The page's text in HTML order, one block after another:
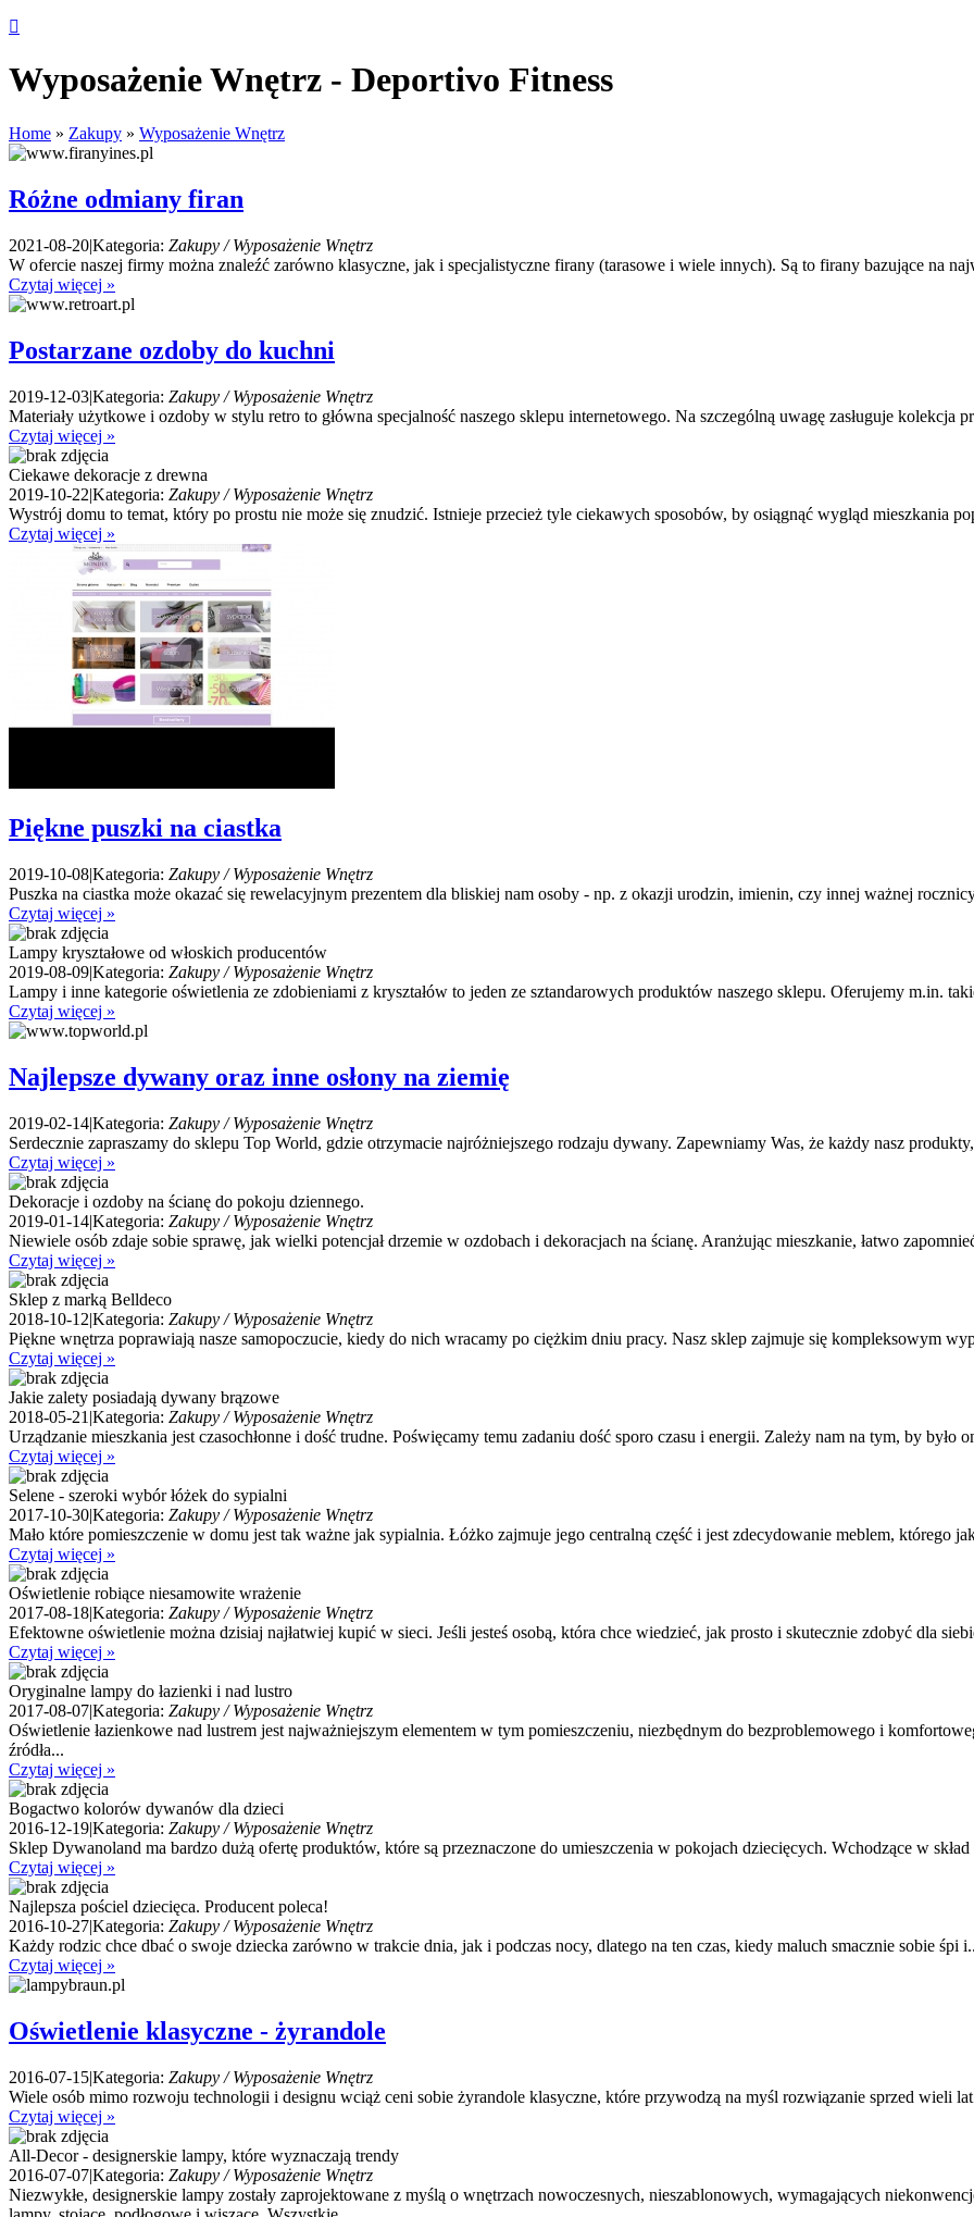
Wyposażenie Wnętrz - Deportivo Fitness
Home » Zakupy » Wyposażenie Wnętrz
Różne odmiany firan
2021-08-20|Kategoria: Zakupy / Wyposażenie Wnętrz
W ofercie naszej firmy można znaleźć zarówno klasyczne, jak i specjalistyczne firany (tarasowe i wiele innych). Są to firany bazujące na
Czytaj więcej »
Postarzane ozdoby do kuchni
2019-12-03|Kategoria: Zakupy / Wyposażenie Wnętrz
Materiały użytkowe i ozdoby w stylu retro to główna specjalność naszego sklepu internetowego. Na szczególną uwagę zasługuje
Czytaj więcej »
Ciekawe dekoracje z drewna
2019-10-22|Kategoria: Zakupy / Wyposażenie Wnętrz
Wystrój domu to temat, który po prostu nie może się znudzić. Istnieje przecież tyle ciekawych sposobów, by osiągnąć wygląd mieszkania
Czytaj więcej »
Piękne puszki na ciastka
2019-10-08|Kategoria: Zakupy / Wyposażenie Wnętrz
Puszka na ciastka może okazać się rewelacyjnym prezentem dla bliskiej nam osoby - np. z okazji urodzin, imienin, czy innej ważnej
Czytaj więcej »
Lampy kryształowe od włoskich producentów
2019-08-09|Kategoria: Zakupy / Wyposażenie Wnętrz
Lampy i inne kategorie oświetlenia ze zdobieniami z kryształów to jeden ze sztandarowych produktów naszego sklepu. Oferujemy m.in.
Czytaj więcej »
Najlepsze dywany oraz inne osłony na ziemię
2019-02-14|Kategoria: Zakupy / Wyposażenie Wnętrz
Serdecznie zapraszamy do sklepu Top World, gdzie otrzymacie najróżniejszego rodzaju dywany. Zapewniamy Was, że każdy nasz
Czytaj więcej »
Dekoracje i ozdoby na ścianę do pokoju dziennego.
2019-01-14|Kategoria: Zakupy / Wyposażenie Wnętrz
Niewiele osób zdaje sobie sprawę, jak wielki potencjał drzemie w ozdobach i dekoracjach na ścianę. Aranżując mieszkanie, łatwo
Czytaj więcej »
Sklep z marką Belldeco
2018-10-12|Kategoria: Zakupy / Wyposażenie Wnętrz
Piękne wnętrza poprawiają nasze samopoczucie, kiedy do nich wracamy po ciężkim dniu pracy. Nasz sklep zajmuje się kompleksowym
Czytaj więcej »
Jakie zalety posiadają dywany brązowe
2018-05-21 |Kategoria: Zakupy / Wyposażenie Wnętrz
Urządzanie mieszkania jest czasochłonne i dość trudne. Poświęcamy temu zadaniu dość sporo czasu i energii. Zależy nam na tym, by było
Czytaj więcej »
Selene - szeroki wybór łóżek do sypialni
2017-10-30|Kategoria: Zakupy / Wyposażenie Wnętrz
Mało które pomieszczenie w domu jest tak ważne jak sypialnia. Łóżko zajmuje jego centralną część i jest zdecydowanie meblem, którego
Czytaj więcej »
Oświetlenie robiące niesamowite wrażenie
2017-08-18|Kategoria: Zakupy / Wyposażenie Wnętrz
Efektowne oświetlenie można dzisiaj najłatwiej kupić w sieci. Jeśli jesteś osobą, która chce wiedzieć, jak prosto i skutecznie zdobyć dla
Czytaj więcej »
Oryginalne lampy do łazienki i nad lustro
2017-08-07|Kategoria: Zakupy / Wyposażenie Wnętrz
Oświetlenie łazienkowe nad lustrem jest najważniejszym elementem w tym pomieszczeniu, niezbędnym do bezproblemowego i
źródła...
Czytaj więcej »
Bogactwo kolorów dywanów dla dzieci
2016-12-19|Kategoria: Zakupy / Wyposażenie Wnętrz
Sklep Dywanoland ma bardzo dużą ofertę produktów, które są przeznaczone do umieszczenia w pokojach dziecięcych. Wchodzące w
Czytaj więcej »
Najlepsza pościel dziecięca. Producent poleca!
2016-10-27|Kategoria: Zakupy / Wyposażenie Wnętrz
Każdy rodzic chce dbać o swoje dziecka zarówno w trakcie dnia, jak i podczas nocy, dlatego na ten czas, kiedy maluch smacznie sobie śpi
Czytaj więcej »
Oświetlenie klasyczne - żyrandole
2016-07-15|Kategoria: Zakupy / Wyposażenie Wnętrz
Wiele osób mimo rozwoju technologii i designu wciąż ceni sobie żyrandole klasyczne, które przywodzą na myśl rozwiązanie sprzed wieli
Czytaj więcej »
All-Decor - designerskie lampy, które wyznaczają trendy
2016-07-07|Kategoria: Zakupy / Wyposażenie Wnętrz
Niezwykłe, designerskie lampy zostały zaprojektowane z myślą o wnętrzach nowoczesnych, nieszablonowych, wymagających